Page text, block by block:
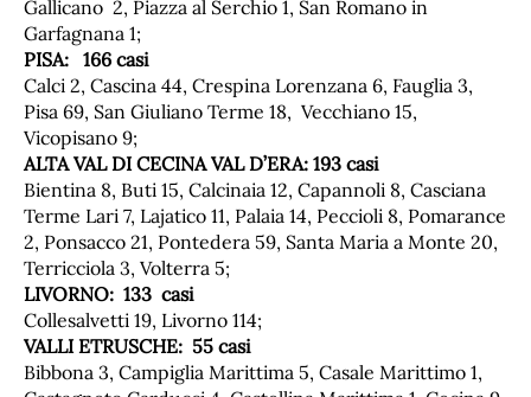
Gallicano 2, Piazza al Serchio 1, San Romano in
Garfagnana 1;
PISA: 166 casi
Calci 2, Cascina 44, Crespina Lorenzana 6, Fauglia 3,
Pisa 69, San Giuliano Terme 18, Vecchiano 15,
Vicopisano 9;
ALTA VAL DI CECINA VAL D’ERA: 193 casi
Bientina 8, Buti 15, Calcinaia 12, Capannoli 8, Casciana
Terme Lari 7, Lajatico 11, Palaia 14, Peccioli 8, Pomarance
2, Ponsacco 21, Pontedera 59, Santa Maria a Monte 20,
Terricciola 3, Volterra 5;
LIVORNO: 133 casi
Collesalvetti 19, Livorno 114;
VALLI ETRUSCHE: 55 casi
Bibbona 3, Campiglia Marittima 5, Casale Marittimo 1,